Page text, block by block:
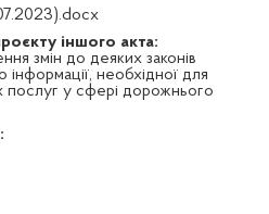
іншого акта:
змін до деяких законів
необхідної для
послуг у сфері дорожнього